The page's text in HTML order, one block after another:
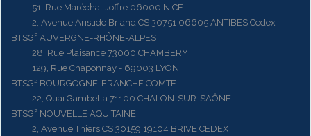
51, Rue Maréchal Joffre 06000 NICE
2, Avenue Aristide Briand CS 30751 06605 ANTIBES Cedex
BTSG² AUVERGNE-RHÔNE-ALPES
28, Rue Plaisance 73000 CHAMBERY
129, Rue Chaponnay - 69003 LYON
BTSG² BOURGOGNE-FRANCHE COMTE
22, Quai Gambetta 71100 CHALON-SUR-SAÔNE
BTSG² NOUVELLE AQUITAINE
2, Avenue Thiers CS 30159 19104 BRIVE CEDEX